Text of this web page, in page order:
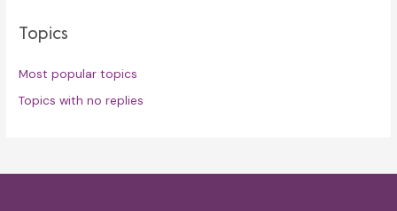
Topics
Most popular topics
Topics with no replies